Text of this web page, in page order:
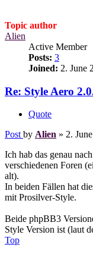
Topic author
Alien
Active Member
Posts: 3
Joined: 2. June
Re: Style Aero
Quote
Post by Alien » 2.
Ich hab das genau
verschiedenen Foren
alt).
In beiden Fällen hat
mit Prosilver-Style.
Beide phpBB3
Style Version ist (laut
Top